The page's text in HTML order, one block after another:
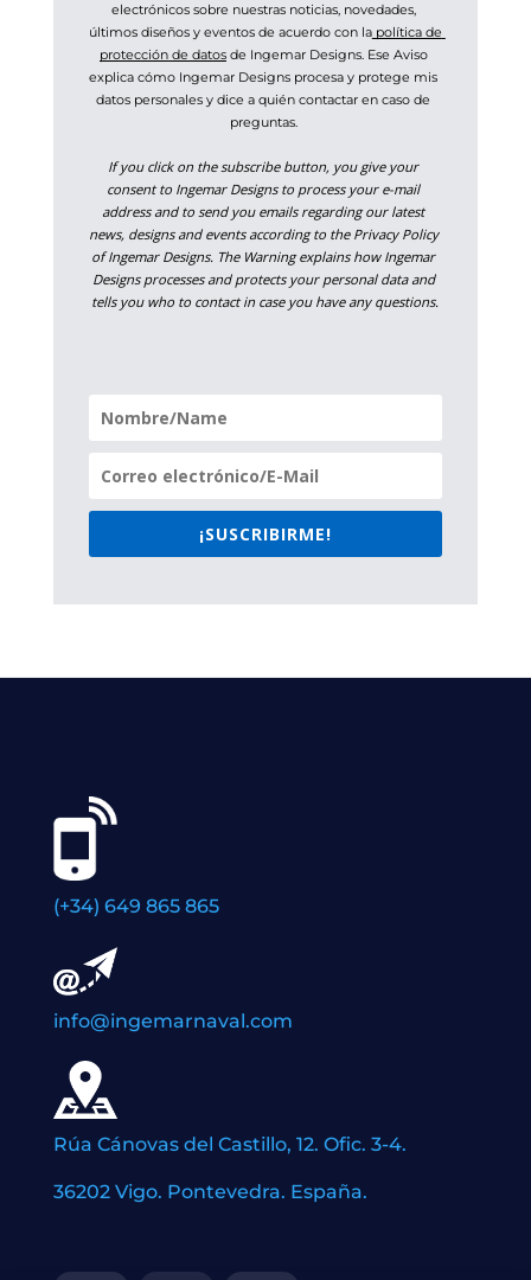
electrónicos sobre nuestras noticias, novedades,
últimos diseños y eventos de acuerdo con la política de
protección de datos de Ingemar Designs. Ese Aviso
explica cómo Ingemar Designs procesa y protege mis
datos personales y dice a quién contactar en caso de
preguntas.
If you click on the subscribe button, you give your
consent to Ingemar Designs to process your e-mail
address and to send you emails regarding our latest
news, designs and events according to the Privacy Policy
of Ingemar Designs. The Warning explains how Ingemar
Designs processes and protects your personal data and
tells you who to contact in case you have any questions.
¡SUSCRIBIRME!
(+34) 649 865 865
info@ingemarnaval.com
Rúa Cánovas del Castillo, 12. Ofic. 3-4.
36202 Vigo. Pontevedra. España.